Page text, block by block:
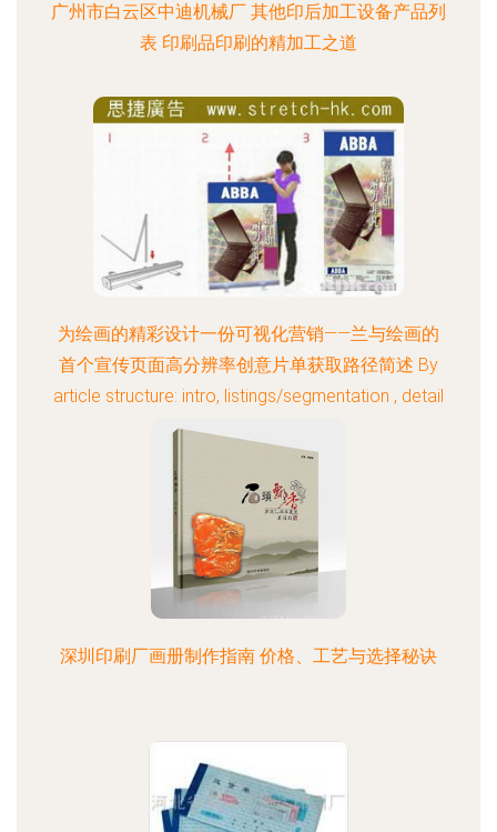
广州市白云区中迪机械厂 其他印后加工设备产品列
表 印刷品印刷的精加工之道
为绘画的精彩设计一份可视化营销——兰与绘画的
首个宣传页面高分辨率创意片单获取路径简述 By
article structure: intro, listings/segmentation , detail
each type – advertising design examples (maybe:
oversized poster print copy), highlight data driven &
creative rationale. Add caveat that regular sizes
深圳印刷厂画册制作指南 价格、工艺与选择秘诀